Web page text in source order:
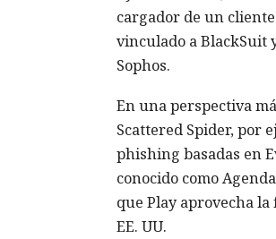
cargador de un
vinculado a BlackSuit
Sophos.
En una perspectiva
Scattered Spider, por
phishing basadas en
conocido como
que Play aprovecha
EE. UU.